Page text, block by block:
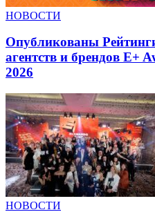
НОВОСТИ
Опубликованы
агентств и брендов E+
2026
НОВОСТИ